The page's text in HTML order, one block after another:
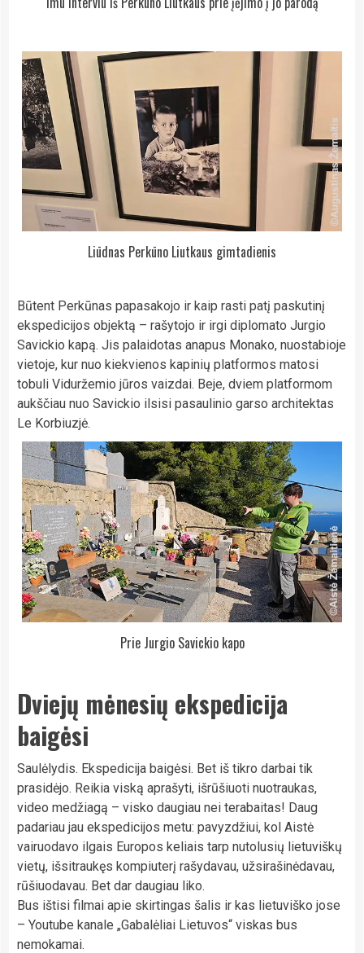
Liūdnas Perkūno Liutkaus gimtadienis
Būtent Perkūnas papasakojo ir kaip rasti patį paskutinį
ekspedicijos objektą – rašytojo ir irgi diplomato Jurgio
Savickio kapą. Jis palaidotas anapus Monako, nuostabioje
vietoje, kur nuo kiekvienos kapinių platformos matosi
tobuli Viduržemio jūros vaizdai. Beje, dviem platformom
aukščiau nuo Savickio ilsisi pasaulinio garso architektas
Le Korbiuzjė.
Prie Jurgio Savickio kapo
Dviejų mėnesių ekspedicija
baigėsi
Saulėlydis. Ekspedicija baigėsi. Bet iš tikro darbai tik
prasidėjo. Reikia viską aprašyti, išrūšiuoti nuotraukas,
video medžiagą – visko daugiau nei terabaitas! Daug
padariau jau ekspedicijos metu: pavyzdžiui, kol Aistė
vairuodavo ilgais Europos keliais tarp nutolusių lietuviškų
vietų, išsitraukęs kompiuterį rašydavau, užsirašinėdavau,
rūšiuodavau. Bet dar daugiau liko.
Bus ištisi filmai apie skirtingas šalis ir kas lietuviško jose
– Youtube kanale „Gabalėliai Lietuvos“ viskas bus
nemokamai.